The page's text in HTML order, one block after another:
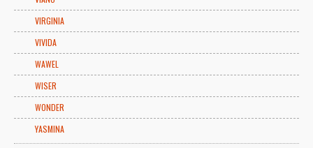
VIRGINIA
VIVIDA
WAWEL
WISER
WONDER
YASMINA